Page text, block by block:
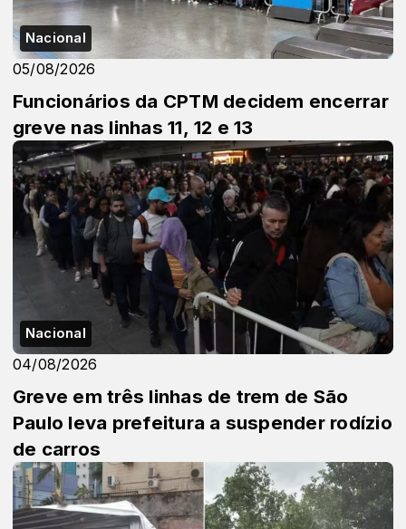
Nacional
05/08/2026
Funcionários da CPTM decidem encerrar
greve nas linhas 11, 12 e 13
Nacional
04/08/2026
Greve em três linhas de trem de São
Paulo leva prefeitura a suspender rodízio
de carros